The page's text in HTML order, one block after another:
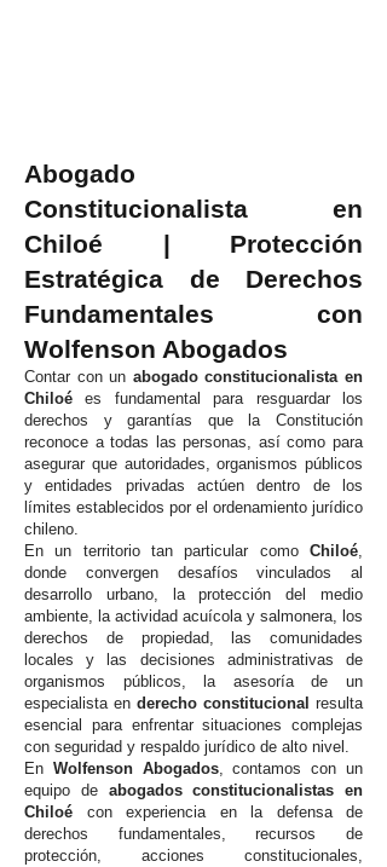
Abogado
Constitucionalista en
Chiloé | Protección
Estratégica de Derechos
Fundamentales con
Wolfenson Abogados
Contar con un abogado constitucionalista en
Chiloé es fundamental para resguardar los
derechos y garantías que la Constitución
reconoce a todas las personas, así como para
asegurar que autoridades, organismos públicos
y entidades privadas actúen dentro de los
límites establecidos por el ordenamiento jurídico
chileno.
En un territorio tan particular como Chiloé,
donde convergen desafíos vinculados al
desarrollo urbano, la protección del medio
ambiente, la actividad acuícola y salmonera, los
derechos de propiedad, las comunidades
locales y las decisiones administrativas de
organismos públicos, la asesoría de un
especialista en derecho constitucional resulta
esencial para enfrentar situaciones complejas
con seguridad y respaldo jurídico de alto nivel.
En Wolfenson Abogados, contamos con un
equipo de abogados constitucionalistas en
Chiloé con experiencia en la defensa de
derechos fundamentales, recursos de
protección, acciones constitucionales,